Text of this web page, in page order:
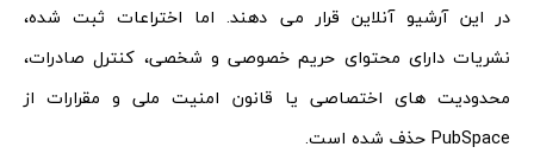
در این آرشیو آنلاین قرار می دهند. اما اختراعات ثبت شده،
نشریات دارای محتوای حریم خصوصی و شخصی، کنترل صادرات،
محدودیت های اختصاصی یا قانون امنیت ملی و مقرارات از
PubSpace حذف شده است.